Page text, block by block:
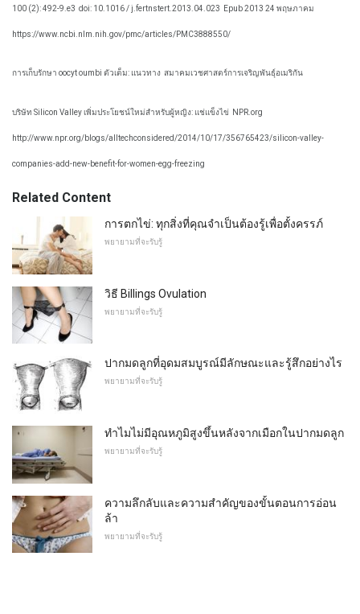
100 (2): 492-9.e3 doi: 10.1016 / j.fertnstert.2013.04.023 Epub 2013 24 พฤษภาคม
https://www.ncbi.nlm.nih.gov/pmc/articles/PMC3888550/
การเก็บรักษา oocyt oumbi ตัวเต็ม: แนวทาง สมาคมเวชศาสตร์การเจริญพันธุ์อเมริกัน
บริษัท Silicon Valley เพิ่มประโยชน์ใหม่สำหรับผู้หญิง: แช่แข็งไข่ NPR.org
http://www.npr.org/blogs/alltechconsidered/2014/10/17/356765423/silicon-valley-
companies-add-new-benefit-for-women-egg-freezing
Related Content
การตกไข่: ทุกสิ่งที่คุณจำเป็นต้องรู้เพื่อตั้งครรภ์
พยายามที่จะรับรู้
วิธี Billings Ovulation
พยายามที่จะรับรู้
ปากมดลูกที่อุดมสมบูรณ์มีลักษณะและรู้สึกอย่างไร
พยายามที่จะรับรู้
ทำไมไม่มีอุณหภูมิสูงขึ้นหลังจากเมือกในปากมดลูก
พยายามที่จะรับรู้
ความลึกลับและความสำคัญของขั้นตอนการอ่อน
ล้า
พยายามที่จะรับรู้